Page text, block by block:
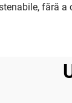
fără